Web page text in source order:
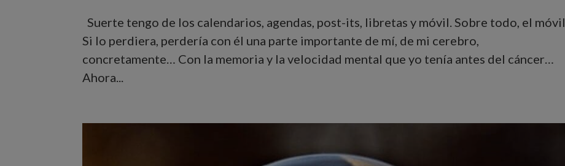
Suerte tengo de los calendarios, agendas, post-its, libretas y móvil. Sobre todo, el móvil.
Si lo perdiera, perdería con él una parte importante de mí, de mi cerebro,
concretamente… Con la memoria y la velocidad mental que yo tenía antes del cáncer…
Ahora...